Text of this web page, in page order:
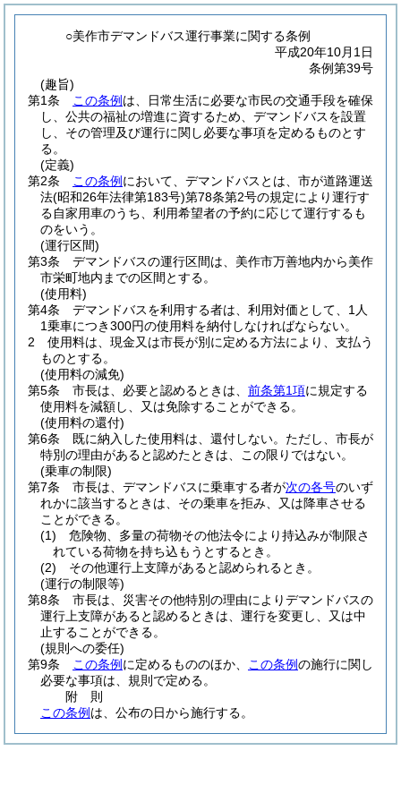
○美作市デマンドバス運行事業に関する条例
平成20年10月1日
条例第39号
(趣旨)
第1条
この条例 は、日常生活に必要な市民の交通手段を確保
し、公共の福祉の増進に資するため、デマンドバスを設置
し、その管理及び運行に関し必要な事項を定めるものとす
る。
(定義)
第2条
この条例 において、デマンドバスとは、市が道路運送
法(昭和26年法律第183号)第78条第2号の規定により運行す
る自家用車のうち、利用希望者の予約に応じて運行するも
のをいう。
(運行区間)
第3条
デマンドバスの運行区間は、美作市万善地内から美作
市栄町地内までの区間とする。
(使用料)
第4条
デマンドバスを利用する者は、利用対価として、1人
1乗車につき300円の使用料を納付しなければならない。
2
使用料は、現金又は市長が別に定める方法により、支払う
ものとする。
(使用料の減免)
第5条
市長は、必要と認めるときは、 前条第1項に規定する
使用料を減額し、又は免除することができる。
(使用料の還付)
第6条
既に納入した使用料は、還付しない。 ただし、市長が
特別の理由があると認めたときは、この限りではない。
(乗車の制限)
第7条
市長は、デマンドバスに乗車する者が次の各号のいず
れかに該当するときは、その乗車を拒み、又は降車させる
ことができる。
(1)
危険物、多量の荷物その他法令により持込みが制限さ
れている荷物を持ち込もうとするとき。
(2)
その他運行上支障があると認められるとき。
(運行の制限等)
第8条
市長は、災害その他特別の理由によりデマンドバスの
運行上支障があると認めるときは、運行を変更し、又は中
止することができる。
(規則への委任)
第9条
この条例 に定めるもののほか、 この条例の施行に関し
必要な事項は、規則で定める。
附 則
この条例 は、公布の日から施行する。